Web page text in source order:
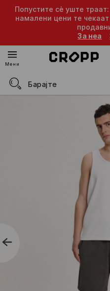
Попустите сè уште
намалени цени те
За неа
Мени